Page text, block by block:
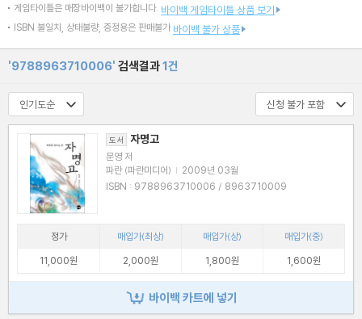
게임타이틀은 매장바이백이 불가합니다. 바이백 게임타이틀 상품 보기
ISBN 불일치, 상태불량, 증정용은 판매불가 바이백 불가 상품
'9788963710006' 검색결과1건
도서 자명고
문영 저
파란 (파란미디어) | 2009년 03월
ISBN : 9788963710006 / 8963710009
정가 매입가(최상) 매입가(상)
매입가(중)
11,000원
2,000원 1,800원 1,600원
바이백 카트에 넣기